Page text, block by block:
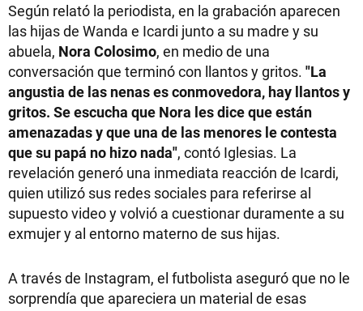
Según relató la periodista, en la grabación aparecen
las hijas de Wanda e Icardi junto a su madre y su
abuela, Nora Colosimo, en medio de una
conversación que terminó con llantos y gritos. "La
angustia de las nenas es conmovedora, hay llantos y
gritos. Se escucha que Nora les dice que están
amenazadas y que una de las menores le contesta
que su papá no hizo nada", contó Iglesias. La
revelación generó una inmediata reacción de Icardi,
quien utilizó sus redes sociales para referirse al
supuesto video y volvió a cuestionar duramente a su
exmujer y al entorno materno de sus hijas.
A través de Instagram, el futbolista aseguró que no le
sorprendía que apareciera un material de esas